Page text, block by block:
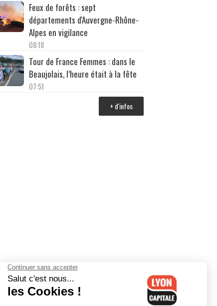
Feux de forêts : sept
départements d'Auvergne-Rhône-
Alpes en vigilance
08:18
Tour de France Femmes : dans le
Beaujolais, l’heure était à la fête
07:51
+ d'infos